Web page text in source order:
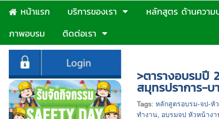
หน้าแรก บริการของเรา
หลักสูตร ด้านควา
ภาพอบรม
ติดต่อเรา
>ตารางอบรมปี
สมุทรปราการ-
Tags:หลักสูตรอบรม-จป-หั
ทำงาน อบรมจป หัวหน้าง